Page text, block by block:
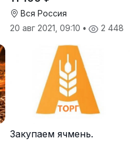
Вся Россия
20 авг 2021, 09:10 • 2 448
Закупаем ячмень.